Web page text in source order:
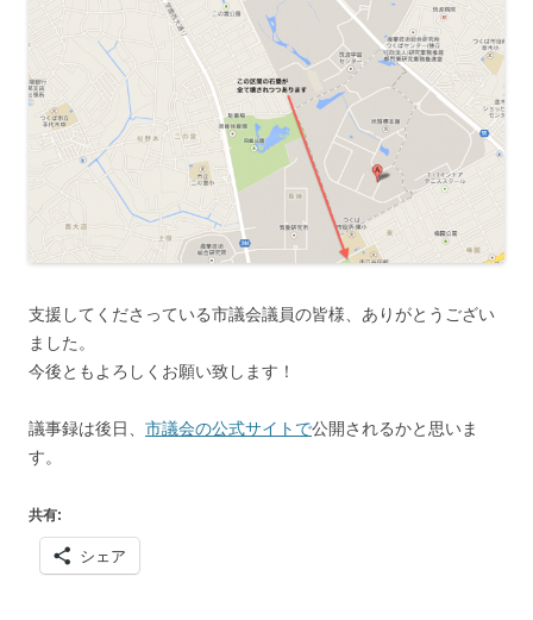
支援してくださっている市議会議員の皆様、ありがとうござい
ました。
今後ともよろしくお願い致します！
議事録は後日、 市議会の公式サイトで公開されるかと思いま
す。
共有:
シェア